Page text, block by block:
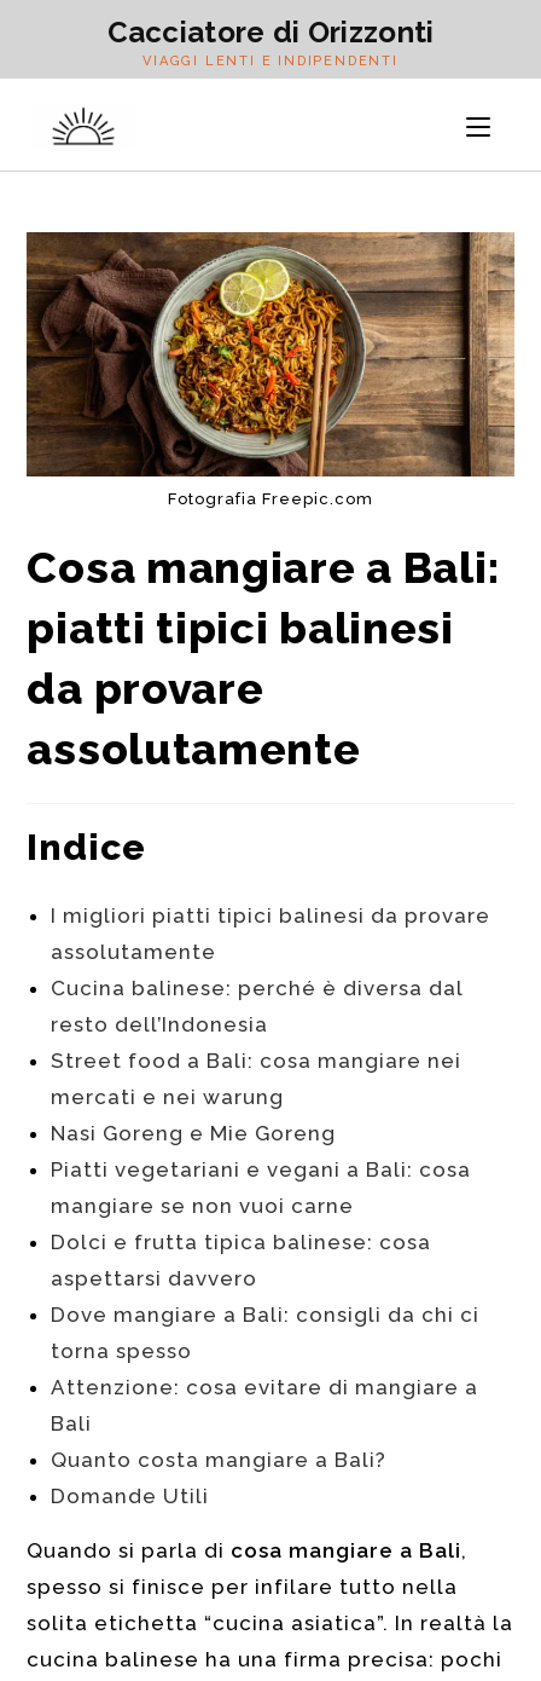
Cacciatore di Orizzonti
VIAGGI LENTI E INDIPENDENTI
Fotografia Freepic.com
Cosa mangiare a Bali:
piatti tipici balinesi
da provare
assolutamente
Indice
I migliori piatti tipici balinesi da provare
assolutamente
Cucina balinese: perché è diversa dal
resto dell’Indonesia
Street food a Bali: cosa mangiare nei
mercati e nei warung
Nasi Goreng e Mie Goreng
Piatti vegetariani e vegani a Bali: cosa
mangiare se non vuoi carne
Dolci e frutta tipica balinese: cosa
aspettarsi davvero
Dove mangiare a Bali: consigli da chi ci
torna spesso
Attenzione: cosa evitare di mangiare a
Bali
Quanto costa mangiare a Bali?
Domande Utili
Quando si parla di cosa mangiare a Bali,
spesso si finisce per infilare tutto nella
solita etichetta “cucina asiatica”. In realtà la
cucina balinese ha una firma precisa: pochi